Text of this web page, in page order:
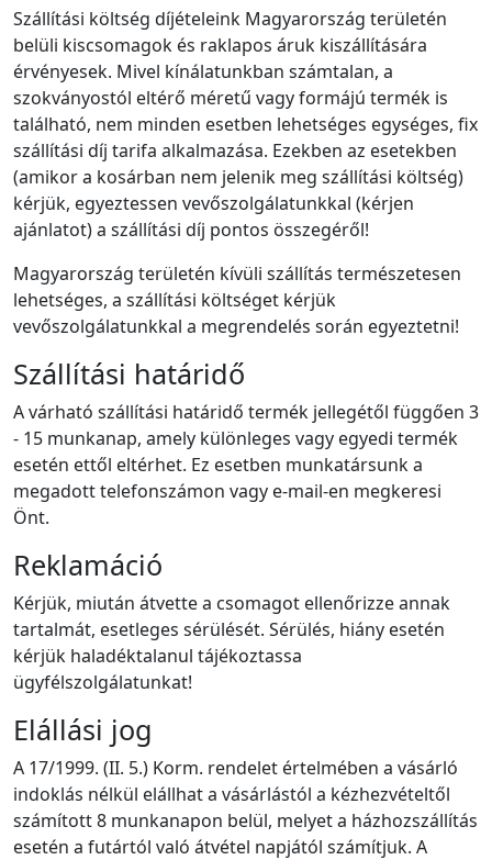
Szállítási költség díjételeink Magyarország területén
belüli kiscsomagok és raklapos áruk kiszállítására
érvényesek. Mivel kínálatunkban számtalan, a
szokványostól eltérő méretű vagy formájú termék is
található, nem minden esetben lehetséges egységes, fix
szállítási díj tarifa alkalmazása. Ezekben az esetekben
(amikor a kosárban nem jelenik meg szállítási költség)
kérjük, egyeztessen vevőszolgálatunkkal (kérjen
ajánlatot) a szállítási díj pontos összegéről!
Magyarország területén kívüli szállítás természetesen
lehetséges, a szállítási költséget kérjük
vevőszolgálatunkkal a megrendelés során egyeztetni!
Szállítási határidő
A várható szállítási határidő termék jellegétől függően 3
- 15 munkanap, amely különleges vagy egyedi termék
esetén ettől eltérhet. Ez esetben munkatársunk a
megadott telefonszámon vagy e-mail-en megkeresi
Önt.
Reklamáció
Kérjük, miután átvette a csomagot ellenőrizze annak
tartalmát, esetleges sérülését. Sérülés, hiány esetén
kérjük haladéktalanul tájékoztassa
ügyfélszolgálatunkat!
Elállási jog
A 17/1999. (II. 5.) Korm. rendelet értelmében a vásárló
indoklás nélkül elállhat a vásárlástól a kézhezvételtől
számított 8 munkanapon belül, melyet a házhozszállítás
esetén a futártól való átvétel napjától számítjuk. A